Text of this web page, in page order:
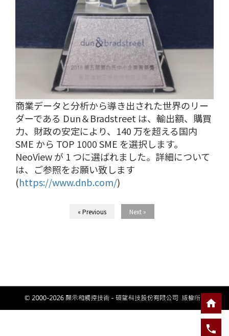
商業データと分析から導き出された世界のリー
ダーである Dun＆Bradstreet は、輸出額、購買
力、財政の安定により、140 万を超える国内
SME から TOP 1000 SME を選択します。
NeoView が 1 つに選ばれました。詳細について
は、ご参照をお願い致します
(https://www.dnb.com/)
« Previous Next »